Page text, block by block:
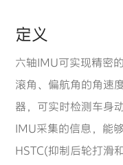
定义
六轴IMU可实现精密
滚角、偏航角的角速
器，可实时检测车身
IMU采集的信息，能
HSTC(抑制后轮打滑